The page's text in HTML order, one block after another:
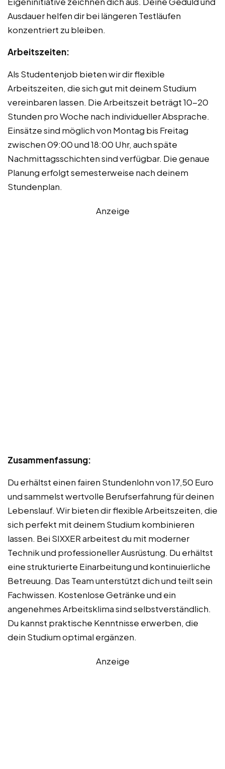
Ausdauer helfen dir bei längeren Testläufen
konzentriert zu bleiben.
Arbeitszeiten:
Als Studentenjob bieten wir dir flexible
Arbeitszeiten, die sich gut mit deinem Studium
vereinbaren lassen. Die Arbeitszeit beträgt 10-20
Stunden pro Woche nach individueller Absprache.
Einsätze sind möglich von Montag bis Freitag
zwischen 09:00 und 18:00 Uhr, auch späte
Nachmittagsschichten sind verfügbar. Die genaue
Planung erfolgt semesterweise nach deinem
Stundenplan.
Anzeige
Zusammenfassung:
Du erhältst einen fairen Stundenlohn von 17,50 Euro
und sammelst wertvolle Berufserfahrung für deinen
Lebenslauf. Wir bieten dir flexible Arbeitszeiten, die
sich perfekt mit deinem Studium kombinieren
lassen. Bei SIXXER arbeitest du mit moderner
Technik und professioneller Ausrüstung. Du erhältst
eine strukturierte Einarbeitung und kontinuierliche
Betreuung. Das Team unterstützt dich und teilt sein
Fachwissen. Kostenlose Getränke und ein
angenehmes Arbeitsklima sind selbstverständlich.
Du kannst praktische Kenntnisse erwerben, die
dein Studium optimal ergänzen.
Anzeige